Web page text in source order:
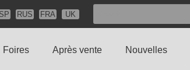
RUS FRA UK
Foires Après vente Nouvelles